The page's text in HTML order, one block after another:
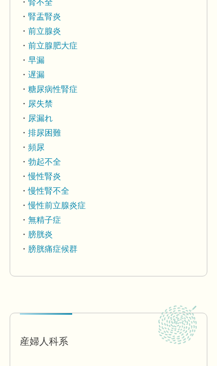
腎不全
腎盂腎炎
前立腺炎
前立腺肥大症
早漏
遅漏
糖尿病性腎症
尿失禁
尿漏れ
排尿困難
頻尿
勃起不全
慢性腎炎
慢性腎不全
慢性前立腺炎症
無精子症
膀胱炎
膀胱痛症候群
産婦人科系